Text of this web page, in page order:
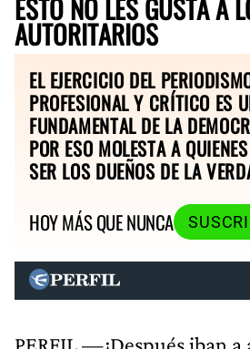
ESTO NO LES GUSTA A
AUTORITARIOS
EL EJERCICIO DEL
PROFESIONAL Y CRÍTICO ES
FUNDAMENTAL DE LA
POR ESO MOLESTA A
SER LOS DUEÑOS DE LA
HOY MÁS QUE NUNCA
PERFIL —¿Después iban a